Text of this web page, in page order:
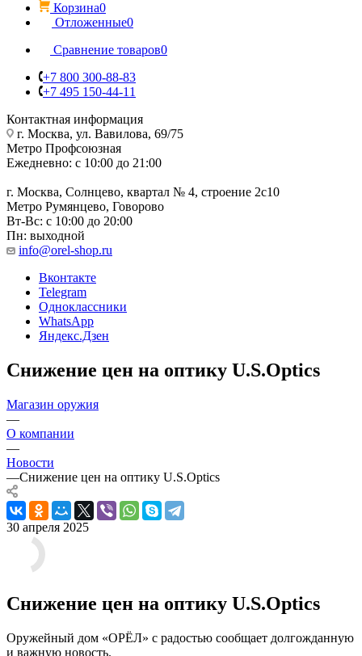
Корзина0
Отложенные0
Сравнение товаров0
+7 800 300-88-83
+7 495 150-44-11
Контактная информация
г. Москва, ул. Вавилова, 69/75
Метро Профсоюзная
Ежедневно: с 10:00 до 21:00
г. Москва, Солнцево, квартал № 4, строение 2с10
Метро Румянцево, Говорово
Вт-Вс: с 10:00 до 20:00
Пн: выходной
info@orel-shop.ru
Вконтакте
Telegram
Одноклассники
WhatsApp
Яндекс.Дзен
Снижение цен на оптику U.S.Optics
Магазин оружия
—
О компании
—
Новости
—Снижение цен на оптику U.S.Optics
30 апреля 2025
Снижение цен на оптику U.S.Optics
Оружейный дом «ОРЁЛ» с радостью сообщает долгожданную
и важную новость.